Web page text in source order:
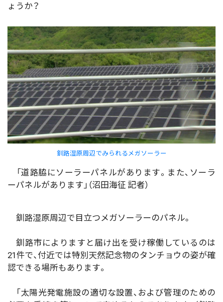
ょうか？
釧路湿原周辺でみられるメガソーラー
「道路脇にソーラーパネルがあります。また、ソーラ
ーパネルがあります」（沼田海征 記者）
釧路湿原周辺で目立つメガソーラーのパネル。
釧路市によりますと届け出を受け稼働しているのは
21件で、付近では特別天然記念物のタンチョウの姿が確
認できる場所もあります。
「太陽光発電施設の適切な設置、および管理のための